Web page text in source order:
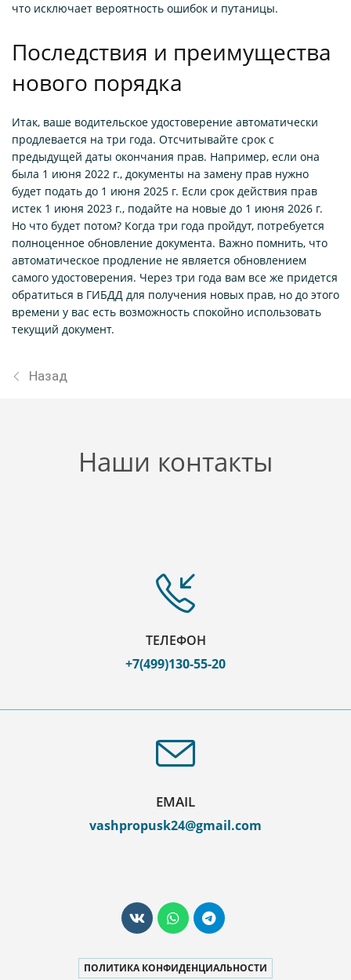
что исключает вероятность ошибок и путаницы.
Последствия и преимущества
нового порядка
Итак, ваше водительское удостоверение автоматически
продлевается на три года. Отсчитывайте срок с
предыдущей даты окончания прав. Например, если она
была 1 июня 2022 г., документы на замену прав нужно
будет подать до 1 июня 2025 г. Если срок действия прав
истек 1 июня 2023 г., подайте на новые до 1 июня 2026 г.
Но что будет потом? Когда три года пройдут, потребуется
полноценное обновление документа. Важно помнить, что
автоматическое продление не является обновлением
самого удостоверения. Через три года вам все же придется
обратиться в ГИБДД для получения новых прав, но до этого
времени у вас есть возможность спокойно использовать
текущий документ.
Назад
Наши контакты
ТЕЛЕФОН
+7(499)130-55-20
EMAIL
vashpropusk24@gmail.com
ПОЛИТИКА КОНФИДЕНЦИАЛЬНОСТИ